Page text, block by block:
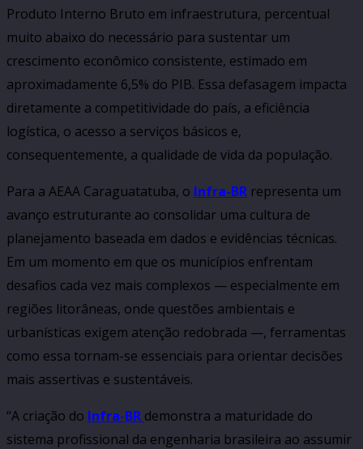
Produto Interno Bruto em infraestrutura, percentual
muito abaixo do necessário para sustentar um
crescimento econômico consistente, estimado em
aproximadamente 6,5% do PIB. Essa defasagem impacta
diretamente a competitividade do país, a eficiência
logística, o acesso a serviços básicos e,
consequentemente, a qualidade de vida da população.
Para a AEAA Caraguatatuba, o Infra-BR representa um
avanço estruturante ao consolidar uma cultura de
planejamento baseada em dados e evidências técnicas.
Em um momento em que os municípios enfrentam
desafios cada vez mais complexos — especialmente em
regiões litorâneas, onde questões ambientais e
urbanísticas exigem atenção redobrada —, ferramentas
como essa tornam-se essenciais para orientar decisões
mais assertivas e sustentáveis.
“A criação do Infra-BR demonstra a maturidade do
sistema profissional da engenharia brasileira ao assumir